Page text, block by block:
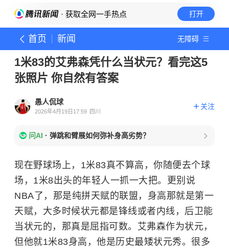
· 获取全网一手热点 打开
首页 新闻 无障碍
1米83的艾弗森凭什么当状元？看完这5
张照片 你自然有答案
愚人侃球
2026年4月19日17:59 四川
关注
问AI · 弹跳和臂展如何弥补身高劣势？
现在野球场上，1米83真不算高，你随便去个球
场，1米8出头的年轻人一抓一大把。更别说
NBA了，那是纯拼天赋的联盟，身高那就是第一
天赋，大多时候状元都是锋线或者内线，后卫能
当状元的，那真是屈指可数。艾弗森作为状元，
但他就1米83身高，他是历史最矮状元秀。很多